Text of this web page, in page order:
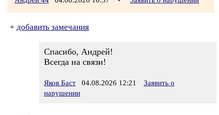
+ добавить замечания
Спасибо, Андрей!
Всегда на связи!
Яков Баст 04.08.2026 12:21
Заявить о
нарушении